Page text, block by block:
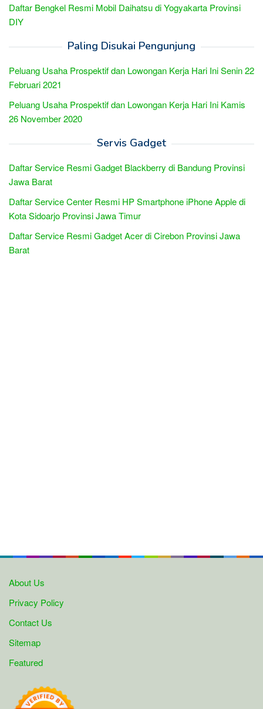
Daftar Bengkel Resmi Mobil Daihatsu di Yogyakarta Provinsi
DIY
Paling Disukai Pengunjung
Peluang Usaha Prospektif dan Lowongan Kerja Hari Ini Senin 22
Februari 2021
Peluang Usaha Prospektif dan Lowongan Kerja Hari Ini Kamis
26 November 2020
Servis Gadget
Daftar Service Resmi Gadget Blackberry di Bandung Provinsi
Jawa Barat
Daftar Service Center Resmi HP Smartphone iPhone Apple di
Kota Sidoarjo Provinsi Jawa Timur
Daftar Service Resmi Gadget Acer di Cirebon Provinsi Jawa
Barat
About Us
Privacy Policy
Contact Us
Sitemap
Featured